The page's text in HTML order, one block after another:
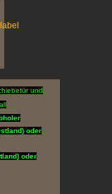
und
oder
oder